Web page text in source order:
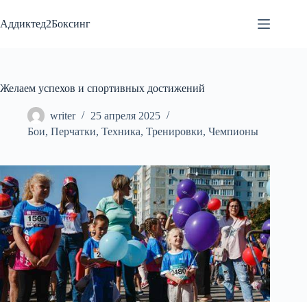
к
сути
Аддиктед2Боксинг
Желаем успехов и спортивных достижений
writer
25 апреля 2025
Бои, Перчатки, Техника, Тренировки, Чемпионы